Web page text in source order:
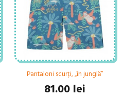
alese
în
pagina
produsului.
în
Pantaloni scurți, „în junglă”
81.00 lei